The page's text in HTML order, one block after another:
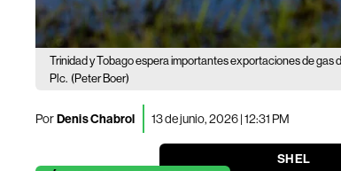
Trinidad y Tobago espera importantes exportaciones de gas
Plc. (Peter Boer)
PorDenis Chabrol 13 de junio, 2026 | 12:31 PM
SHEL